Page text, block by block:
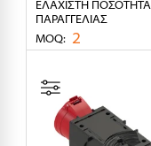
ΕΛΆΧΙΣΤΗ ΠΟΣΌΤΗΤΑ
ΠΑΡΑΓΓΕΛΊΑΣ
MOQ: 2